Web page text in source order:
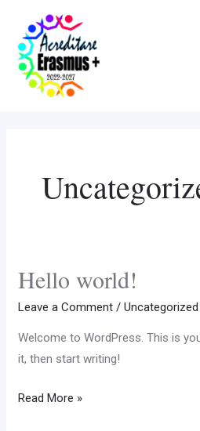
content
Hello world!
Leave a Comment /Uncategorized
Welcome to WordPress. This is
it, then start writing!
Hello
Read More »